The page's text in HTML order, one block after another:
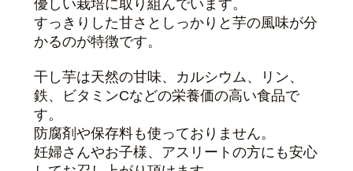
優しい栽培に取り組んでいます。
すっきりした甘さとしっかりと芋の風味が分
かるのが特徴です。
干し芋は天然の甘味、カルシウム、リン、
鉄、ビタミンCなどの栄養価の高い食品で
す。
防腐剤や保存料も使っておりません。
妊婦さんやお子様、アスリートの方にも安心